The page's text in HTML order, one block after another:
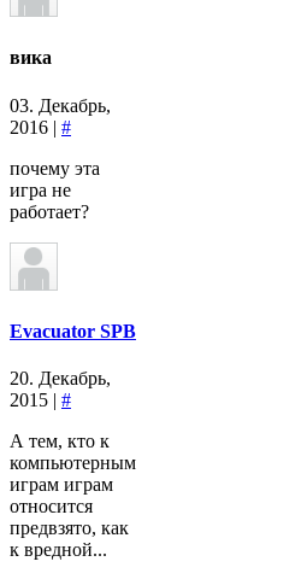
вика
03. Декабрь,
2016 | #
почему эта
игра не
работает?
Evacuator SPB
20. Декабрь,
2015 | #
А тем, кто к
компьютерным
играм играм
относится
предвзято, как
к вредной...